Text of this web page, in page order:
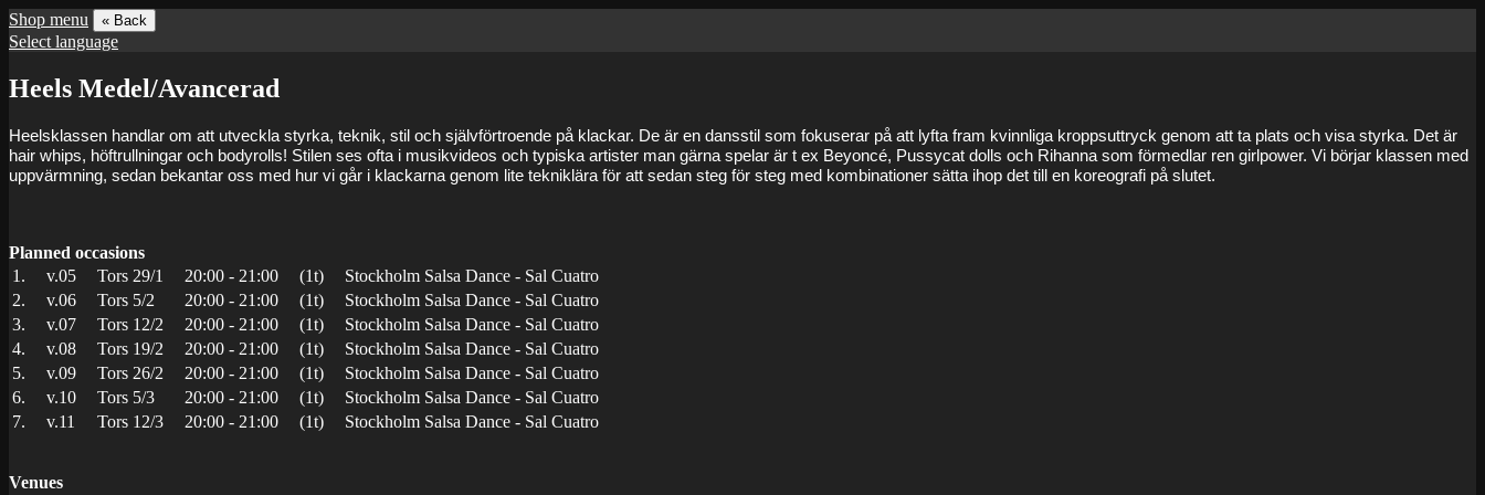
Shop menu « Back
Select language
Heels Medel/Avancerad
Heelsklassen handlar om att utveckla styrka, teknik, stil och självförtroende på klackar. De är en dansstil som fokuserar på att lyfta fram kvinnliga kroppsuttryck genom att ta plats och visa styrka. Det är
hair whips, höftrullningar och bodyrolls! Stilen ses ofta i musikvideos och typiska artister man gärna spelar är t ex Beyoncé, Pussycat dolls och Rihanna som förmedlar ren girlpower. Vi börjar klassen med
uppvärmning, sedan bekantar oss med hur vi går i klackarna genom lite tekniklära för att sedan steg för steg med kombinationer sätta ihop det till en koreografi på slutet.
Planned occasions
1.
v.05 Tors 29/1 20:00 - 21:00 (1t)
Stockholm Salsa Dance - Sal Cuatro
2.
v.06 Tors 5/2 20:00 - 21:00 (1t)
Stockholm Salsa Dance - Sal Cuatro
3.
v.07 Tors 12/2 20:00 - 21:00 (1t)
Stockholm Salsa Dance - Sal Cuatro
4.
v.08 Tors 19/2 20:00 - 21:00 (1t)
Stockholm Salsa Dance - Sal Cuatro
5.
v.09 Tors 26/2 20:00 - 21:00 (1t)
Stockholm Salsa Dance - Sal Cuatro
6.
v.10 Tors 5/3 20:00 - 21:00 (1t)
Stockholm Salsa Dance - Sal Cuatro
7.
v.11 Tors 12/3 20:00 - 21:00 (1t) Stockholm Salsa Dance - Sal Cuatro
Venues